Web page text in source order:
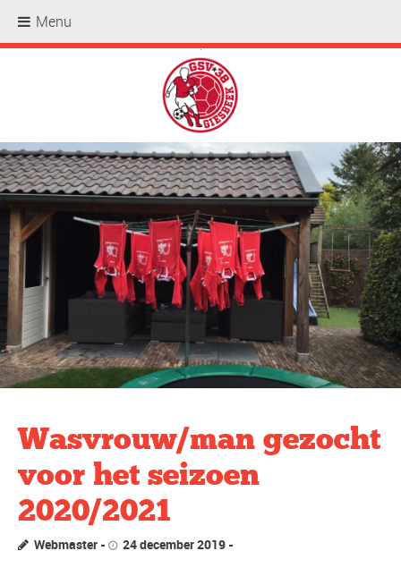
.
Wasvrouw/man gezocht
voor het seizoen
2020/2021
Webmaster 24 december 2019
Menu